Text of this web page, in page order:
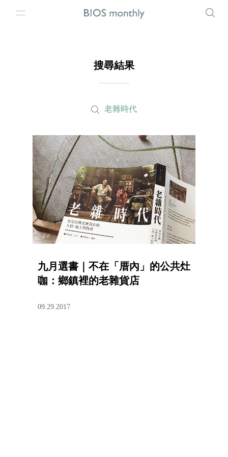
搜尋結果
老雜時代
九月選書｜不在「厝內」的公共灶
咖：鄉鎮裡的老雜貨店
09.29.2017